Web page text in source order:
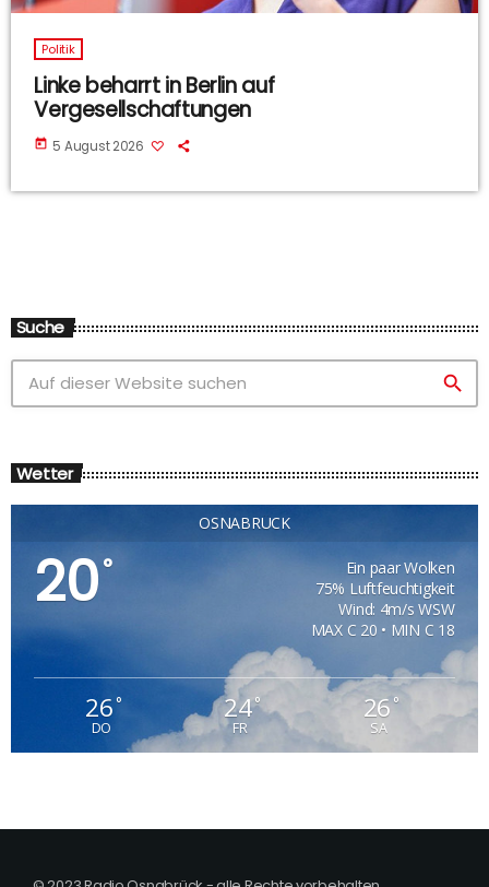
Politik
Linke beharrt in Berlin auf
Vergesellschaftungen
today 5 August 2026
Suche
search
Wetter
OSNABRÜCK
20°
Ein paar Wolken
75% Luftfeuchtigkeit
Wind: 4m/s WSW
MAX C 20 • MIN C 18
26°
DO
24°
FR
26°
SA